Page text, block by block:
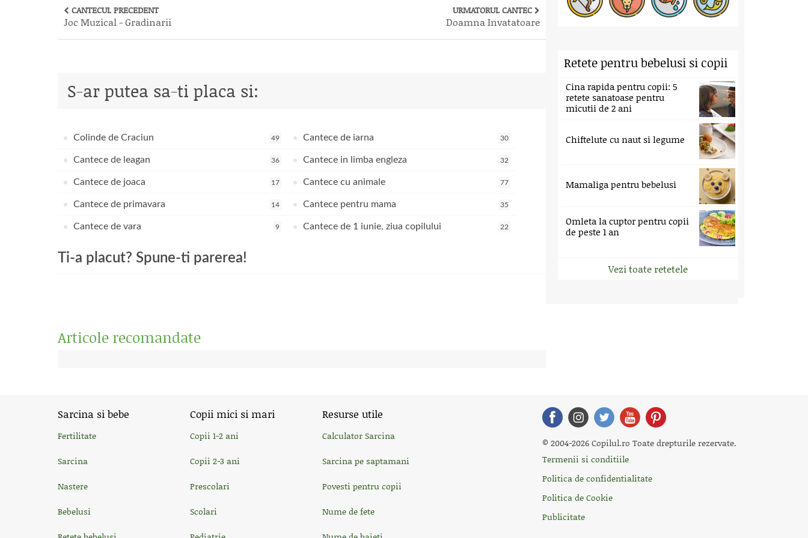
CANTECUL PRECEDENT
Joc Muzical - Gradinarii
URMATORUL CANTEC
Doamna Invatatoare
S-ar putea sa-ti placa si:
Colinde de Craciun 49 Cantece de iarna 30
Cantece de leagan 36 Cantece in limba engleza 32
Cantece de joaca 17 Cantece cu animale 77
Cantece de primavara 14 Cantece pentru mama 35
Cantece de vara 9 Cantece de 1 iunie, ziua copilului 22
Ti-a placut? Spune-ti parerea!
Articole recomandate
Retete pentru bebelusi si copii
Cina rapida pentru copii: 5
retete sanatoase pentru
micutii de 2 ani
Chiftelute cu naut si legume
Mamaliga pentru bebelusi
Omleta la cuptor pentru copii
de peste 1 an
Vezi toate retetele
Sarcina si bebe
Fertilitate
Sarcina
Nastere
Bebelusi
Copii mici si mari
Copii 1-2 ani
Copii 2-3 ani
Prescolari
Scolari
Resurse utile
Calculator Sarcina
Sarcina pe saptamani
Povesti pentru copii
Nume de fete
© 2004-2026 Copilul.ro Toate drepturile rezervate.
Termenii si conditiile
Politica de confidentialitate
Politica de Cookie
Publicitate